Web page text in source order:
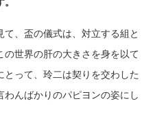
、盃の儀式は、対立する組と
世界の肝の大きさを身を以て
って、玲二は契りを交わした
んばかりのパピヨンの姿にし